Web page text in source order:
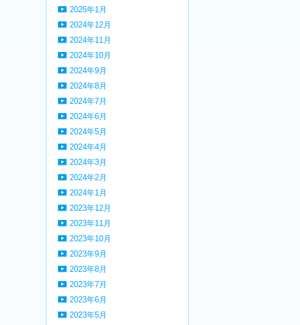
2025年1月
2024年12月
2024年11月
2024年10月
2024年9月
2024年8月
2024年7月
2024年6月
2024年5月
2024年4月
2024年3月
2024年2月
2024年1月
2023年12月
2023年11月
2023年10月
2023年9月
2023年8月
2023年7月
2023年6月
2023年5月